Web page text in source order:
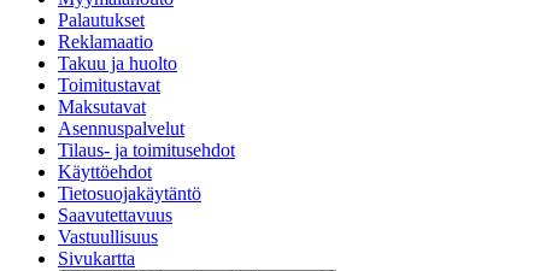
Palautukset
Reklamaatio
Takuu ja huolto
Toimitustavat
Maksutavat
Asennuspalvelut
Tilaus- ja toimitusehdot
Käyttöehdot
Tietosuojakäytäntö
Saavutettavuus
Vastuullisuus
Sivukartta